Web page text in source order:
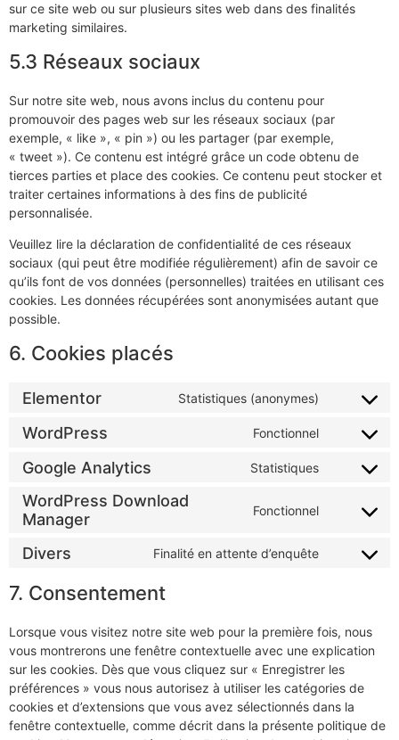
sur ce site web ou sur plusieurs sites web dans des finalités
marketing similaires.
5.3 Réseaux sociaux
Sur notre site web, nous avons inclus du contenu pour
promouvoir des pages web sur les réseaux sociaux (par
exemple, « like », « pin ») ou les partager (par exemple,
« tweet »). Ce contenu est intégré grâce un code obtenu de
tierces parties et place des cookies. Ce contenu peut stocker et
traiter certaines informations à des fins de publicité
personnalisée.
Veuillez lire la déclaration de confidentialité de ces réseaux
sociaux (qui peut être modifiée régulièrement) afin de savoir ce
qu’ils font de vos données (personnelles) traitées en utilisant ces
cookies. Les données récupérées sont anonymisées autant que
possible.
6. Cookies placés
Elementor Statistiques (anonymes)
WordPress Fonctionnel
Google Analytics Statistiques
WordPress Download
Manager
Fonctionnel
Divers Finalité en attente d’enquête
7. Consentement
Lorsque vous visitez notre site web pour la première fois, nous
vous montrerons une fenêtre contextuelle avec une explication
sur les cookies. Dès que vous cliquez sur « Enregistrer les
préférences » vous nous autorisez à utiliser les catégories de
cookies et d’extensions que vous avez sélectionnés dans la
fenêtre contextuelle, comme décrit dans la présente politique de